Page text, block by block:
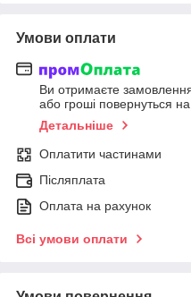
Умови оплати
Ви отримаєте
або гроші повернуться
Детальніше
Оплатити частинами
Післяплата
Оплата на рахунок
Всі умови оплати